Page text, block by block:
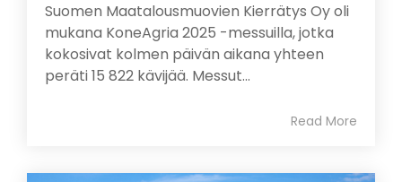
Suomen Maatalousmuovien Kierrätys Oy oli
mukana KoneAgria 2025 -messuilla, jotka
kokosivat kolmen päivän aikana yhteen
peräti 15 822 kävijää. Messut...
Read More